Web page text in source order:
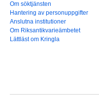
Om söktjänsten
Hantering av personuppgifter
Anslutna institutioner
Om Riksantikvarieämbetet
Lättläst om Kringla